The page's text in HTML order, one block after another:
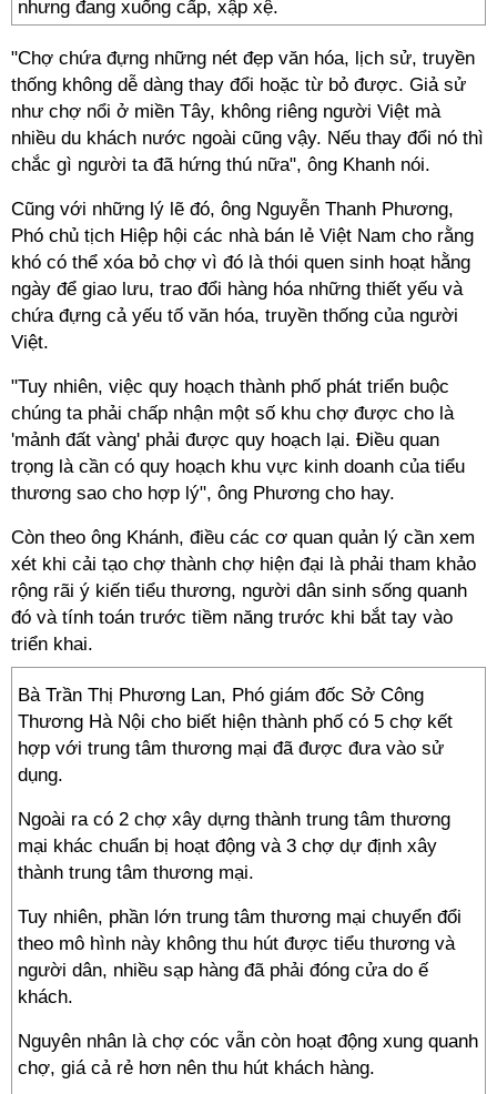
nhưng đang xuống cấp, xập xệ.
"Chợ chứa đựng những nét đẹp văn hóa, lịch sử, truyền
thống không dễ dàng thay đổi hoặc từ bỏ được. Giả sử
như chợ nổi ở miền Tây, không riêng người Việt mà
nhiều du khách nước ngoài cũng vậy. Nếu thay đổi nó thì
chắc gì người ta đã hứng thú nữa", ông Khanh nói.
Cũng với những lý lẽ đó, ông Nguyễn Thanh Phương,
Phó chủ tịch Hiệp hội các nhà bán lẻ Việt Nam cho rằng
khó có thể xóa bỏ chợ vì đó là thói quen sinh hoạt hằng
ngày để giao lưu, trao đổi hàng hóa những thiết yếu và
chứa đựng cả yếu tố văn hóa, truyền thống của người
Việt.
"Tuy nhiên, việc quy hoạch thành phố phát triển buộc
chúng ta phải chấp nhận một số khu chợ được cho là
'mảnh đất vàng' phải được quy hoạch lại. Điều quan
trọng là cần có quy hoạch khu vực kinh doanh của tiểu
thương sao cho hợp lý", ông Phương cho hay.
Còn theo ông Khánh, điều các cơ quan quản lý cần xem
xét khi cải tạo chợ thành chợ hiện đại là phải tham khảo
rộng rãi ý kiến tiểu thương, người dân sinh sống quanh
đó và tính toán trước tiềm năng trước khi bắt tay vào
triển khai.
Bà Trần Thị Phương Lan, Phó giám đốc Sở Công
Thương Hà Nội cho biết hiện thành phố có 5 chợ kết
hợp với trung tâm thương mại đã được đưa vào sử
dụng.
Ngoài ra có 2 chợ xây dựng thành trung tâm thương
mại khác chuẩn bị hoạt động và 3 chợ dự định xây
thành trung tâm thương mại.
Tuy nhiên, phần lớn trung tâm thương mại chuyển đổi
theo mô hình này không thu hút được tiểu thương và
người dân, nhiều sạp hàng đã phải đóng cửa do ế
khách.
Nguyên nhân là chợ cóc vẫn còn hoạt động xung quanh
chợ, giá cả rẻ hơn nên thu hút khách hàng.